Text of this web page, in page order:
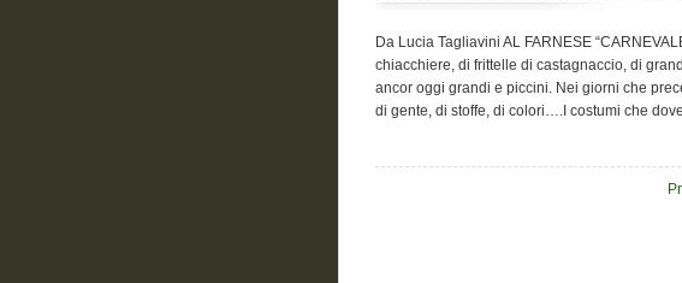
Da Lucia Tagliavini AL FARNESE
chiacchiere, di frittelle di castagnaccio, di
ancor oggi grandi e piccini. Nei giorni che
di gente, di stoffe, di colori….I costumi che